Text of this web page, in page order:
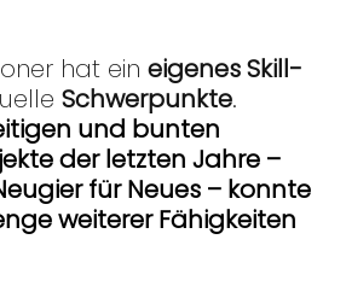
hat ein eigenes Skill-
Schwerpunkte.
und bunten
der letzten Jahre –
für Neues – konnte
weiterer Fähigkeiten